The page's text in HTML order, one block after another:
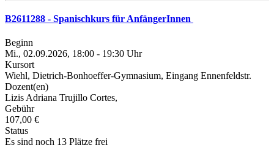
B2611288 - Spanischkurs für AnfängerInnen
Beginn
Mi., 02.09.2026, 18:00 - 19:30 Uhr
Kursort
Wiehl, Dietrich-Bonhoeffer-Gymnasium, Eingang Ennenfeldstr.
Dozent(en)
Lizis Adriana Trujillo Cortes,
Gebühr
107,00 €
Status
Es sind noch 13 Plätze frei